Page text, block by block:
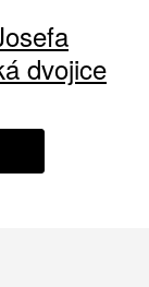
dvojice